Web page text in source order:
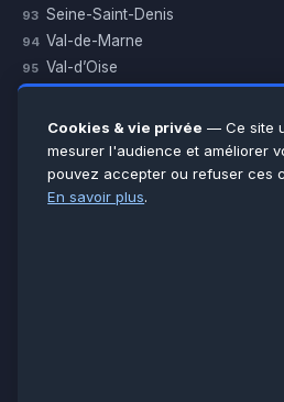
93 Seine-Saint-Denis
94 Val-de-Marne
95 Val-d’Oise
Yvelines
Essonne
Seine-et-Marne
Voir toutes les villes →
Cookies & vie privée — Ce site
mesurer l'audience et améliorer
pouvez accepter ou refuser ces
En savoir plus.